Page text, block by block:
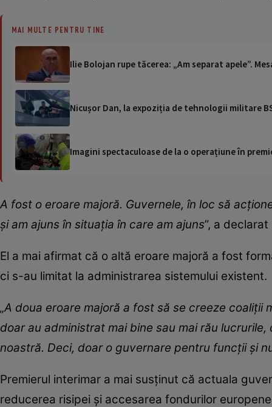
MAI MULTE PENTRU TINE
Ilie Bolojan rupe tăcerea: „Am separat apele”.
Nicușor Dan, la expoziția de tehnologii militare
Imagini spectaculoase de la o operațiune în
A fost o eroare majoră. Guvernele, în loc să
şi am ajuns în situaţia în care am ajuns”, a
El a mai afirmat că o altă eroare majoră a fost
ci s-au limitat la administrarea sistemului existent.
„A doua eroare majoră a fost să se creeze
doar au administrat mai bine sau mai rău
noastră. Deci, doar o guvernare pentru funcţii şi
Premierul interimar a mai susținut că actuala
reducerea risipei și accesarea fondurilor